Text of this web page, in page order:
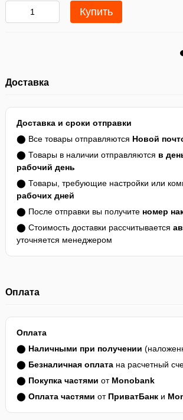
Купить
Доставка
Доставка и сроки отправки
⬤ Все товары отправляются Новой
⬤ Товары в наличии отправляются в
рабочий день
⬤ Товары, требующие настройки или
рабочих дней
⬤ После отправки вы получите номер
⬤ Стоимость доставки рассчитывается
уточняется менеджером
Оплата
Оплата
⬤ Наличными при получении
⬤ Безналичная оплата на расчетный
⬤ Покупка частями от Monobank
⬤ Оплата частями от ПриватБанк и